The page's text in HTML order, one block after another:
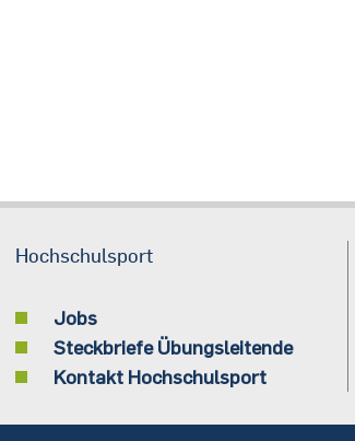
Hochschulsport
Jobs
Steckbriefe Übungsleitende
Kontakt Hochschulsport